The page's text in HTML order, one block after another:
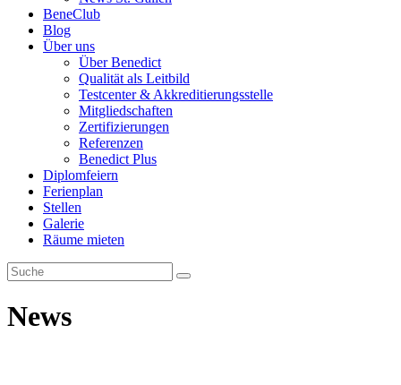
BeneClub
Blog
Über uns
Über Benedict
Qualität als Leitbild
Testcenter & Akkreditierungsstelle
Mitgliedschaften
Zertifizierungen
Referenzen
Benedict Plus
Diplomfeiern
Ferienplan
Stellen
Galerie
Räume mieten
News